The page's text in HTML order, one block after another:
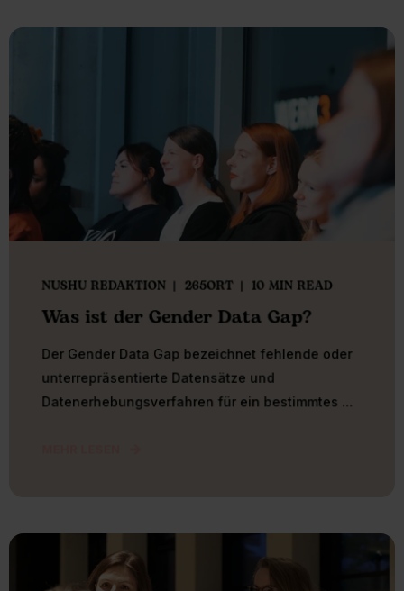
NUSHU REDAKTION 265ORT 10 MIN READ
Was ist der Gender Data Gap?
Der Gender Data Gap bezeichnet fehlende oder
unterrepräsentierte Datensätze und
Datenerhebungsverfahren für ein bestimmtes ...